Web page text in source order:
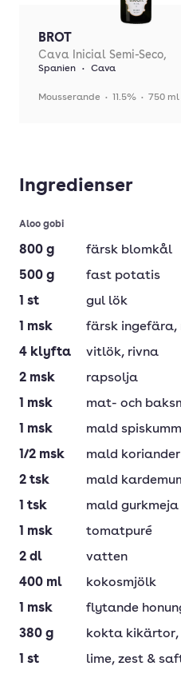
BROT
Cava Inicial Semi-Seco,
Spanien • Cava
Mousserande • 11.5% • 750 ml
Ingredienser
Aloo gobi
800 g
färsk blomkål
500 g
fast potatis
1 st
gul lök
1 msk färsk ingefära,
4 klyfta vitlök, rivna
2 msk
rapsolja
1 msk
mat- och
1 msk
mald
1/2 msk
mald koriander
2 tsk
mald
1 tsk
mald gurkmeja
1 msk
tomatpuré
2 dl
vatten
400 ml
kokosmjölk
1 msk
flytande
380 g kokta kikärtor
1 st lime, zest &